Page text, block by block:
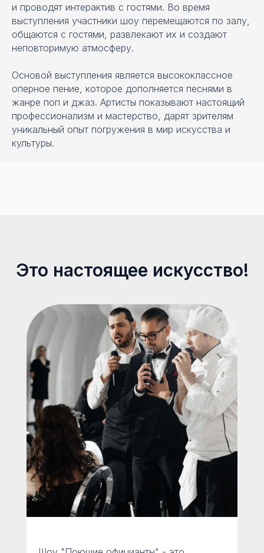
и проводят интерактив с гостями. Во время
выступления участники шоу перемещаются по залу,
общаются с гостями, развлекают их и создают
неповторимую атмосферу.
Основой выступления является высококлассное
оперное пение, которое дополняется песнями в
жанре поп и джаз. Артисты показывают настоящий
профессионализм и мастерство, дарят зрителям
уникальный опыт погружения в мир искусства и
культуры.
Это настоящее искусство!